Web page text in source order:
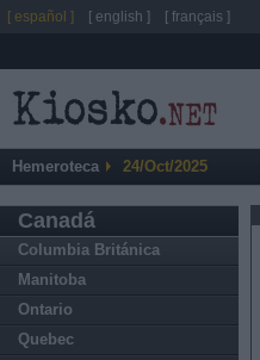
Hemeroteca 24/Oct/2025
Canadá
Columbia Británica
Manitoba
Ontario
Quebec
[ español ] [ english ] [ français ]